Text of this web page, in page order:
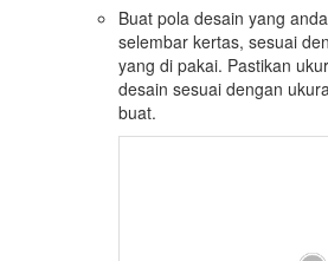
Buat pola desain yang
selembar kertas, sesuai
yang di pakai. Pastikan
desain sesuai dengan
buat.